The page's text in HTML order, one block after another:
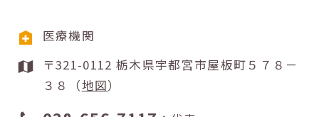
医療機関
〒321-0112 栃木県宇都宮市屋板町５７８－
３８（地図）